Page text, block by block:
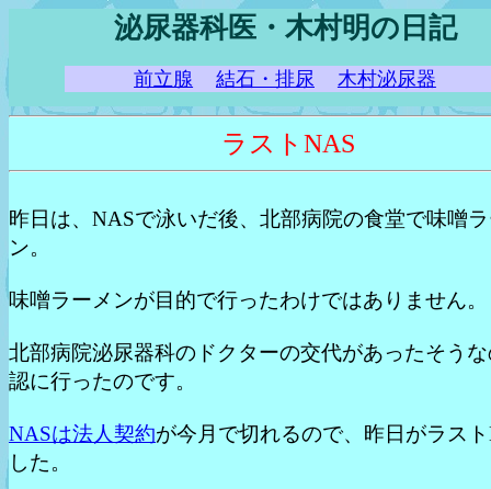
泌尿器科医・木村明の日記
前立腺 結石・排尿 木村泌尿器
ラストNAS
昨日は、NASで泳いだ後、北部病院の食堂で味噌
ン。
味噌ラーメンが目的で行ったわけではありません。
北部病院泌尿器科のドクターの交代があったそう
認に行ったのです。
NASは法人契約が今月で切れるので、昨日がラス
した。